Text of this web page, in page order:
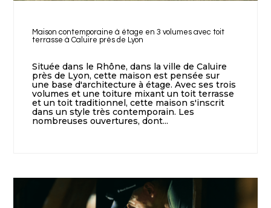
Maison contemporaine à étage en 3 volumes avec toit
terrasse à Caluire près de Lyon
Située dans le Rhône, dans la ville de Caluire
près de Lyon, cette maison est pensée sur
une base d'architecture à étage. Avec ses trois
volumes et une toiture mixant un toit terrasse
et un toit traditionnel, cette maison s'inscrit
dans un style très contemporain. Les
nombreuses ouvertures, dont...